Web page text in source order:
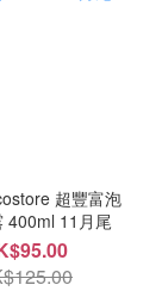
超豐富泡
400ml 11月尾